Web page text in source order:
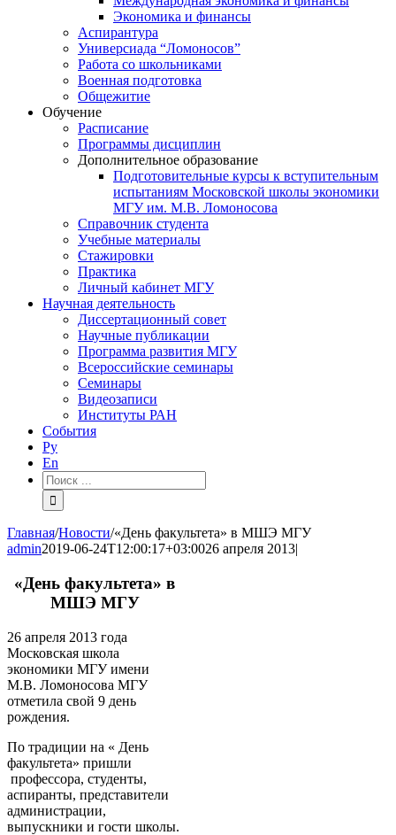
Экономика и финансы
Аспирантура
Универсиада “Ломоносов”
Работа со школьниками
Военная подготовка
Общежитие
Обучение
Расписание
Программы дисциплин
Дополнительное образование
Подготовительные курсы к вступительным
испытаниям Московской школы экономики
МГУ им. М.В. Ломоносова
Справочник студента
Учебные материалы
Стажировки
Практика
Личный кабинет МГУ
Научная деятельность
Диссертационный совет
Научные публикации
Программа развития МГУ
Всероссийские семинары
Семинары
Видеозаписи
Институты РАН
События
Ру
En
Результат
поиска:
Главная/Новости/«День факультета» в МШЭ МГУ
admin2019-06-24T12:00:17+03:0026 апреля 2013|
«День факультета» в
МШЭ МГУ
26 апреля 2013 года
Московская школа
экономики МГУ имени
М.В. Ломоносова МГУ
отметила свой 9 день
рождения.
По традиции на « День
факультета» пришли
профессора, студенты,
аспиранты, представители
администрации,
выпускники и гости школы.